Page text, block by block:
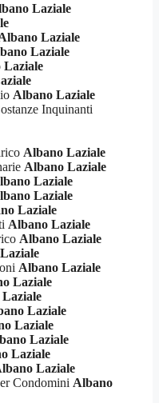
Laziale
Laziale
Laziale
Laziale
Albano Laziale
Inquinanti
Albano Laziale
Albano Laziale
Laziale
Laziale
Laziale
Albano Laziale
Albano Laziale
Albano Laziale
Laziale
Laziale
Laziale
Laziale
Laziale
Laziale
Condomini Albano